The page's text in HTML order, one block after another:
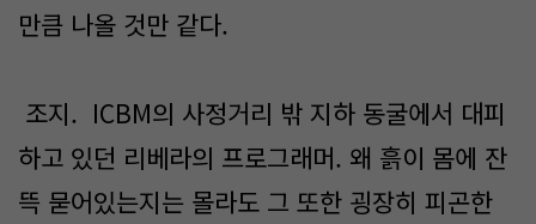
만큼 나올 것만 같다.
조지. ICBM의 사정거리 밖 지하 동굴에서 대피
하고 있던 리베라의 프로그래머. 왜 흙이 몸에 잔
뜩 묻어있는지는 몰라도 그 또한 굉장히 피곤한